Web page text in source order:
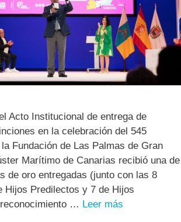
Acto Institucional de entrega de
en la celebración del 545
Fundación de Las Palmas de Gran
Marítimo de Canarias recibió una de
de oro entregadas (junto con las 8
Hijos Predilectos y 7 de Hijos
… Leer más